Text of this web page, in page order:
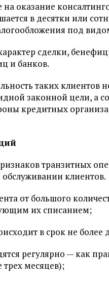
оказание
в десятки или
под
сделки,
и банков.
таких клиентов
законной цели, а
кредитных
транзитных
клиентов.
от большого
их списанием;
в срок не
регулярно — как
месяцев);